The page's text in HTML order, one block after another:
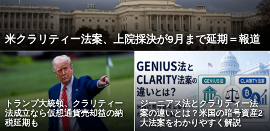
米クラリティー法案、上院採決が9月まで延期＝報道
トランプ大統領、クラリティー
法成立なら仮想通貨売却益の納
税延期も
ジーニアス法とクラリティー法
案の違いとは？米国の暗号資産2
大法案をわかりやすく解説